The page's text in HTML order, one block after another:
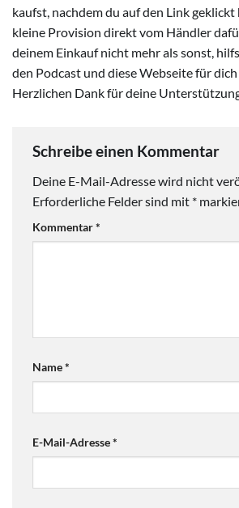
kaufst, nachdem du auf den Link
kleine Provision direkt vom Händler
deinem Einkauf nicht mehr als sonst,
den Podcast und diese Webseite für
Herzlichen Dank für deine
Schreibe einen Kommentar
Deine E-Mail-Adresse wird nicht
Erforderliche Felder sind mit *
Kommentar*
Name*
E-Mail-Adresse*